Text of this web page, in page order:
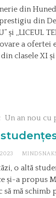
din
din
și ,,LICEUL
a ofertei
clasele XI
Un an nou cu
o altă
și-a propus
mă schimb